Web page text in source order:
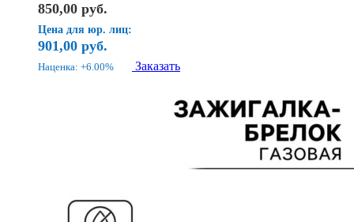
850,00 руб.
Цена для юр. лиц:
901,00 руб.
Наценка: +6.00% Заказать